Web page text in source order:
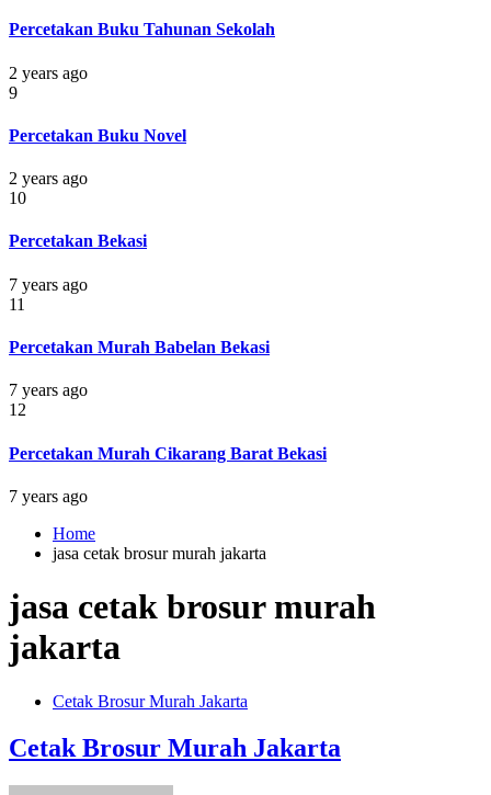
Percetakan Buku Tahunan Sekolah
2 years ago
9
Percetakan Buku Novel
2 years ago
10
Percetakan Bekasi
7 years ago
11
Percetakan Murah Babelan Bekasi
7 years ago
12
Percetakan Murah Cikarang Barat Bekasi
7 years ago
Home
jasa cetak brosur murah jakarta
jasa cetak brosur murah
jakarta
Cetak Brosur Murah Jakarta
Cetak Brosur Murah Jakarta